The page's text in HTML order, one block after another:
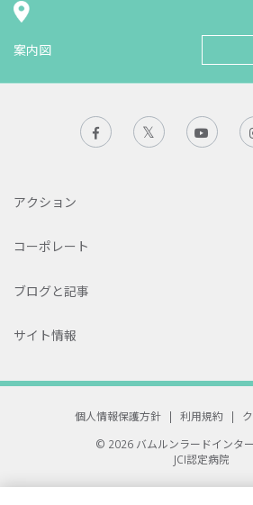
案内図
アクション
コーポレート
ブログと記事
サイト情報
個人情報保護方針 | 利用規約 |
© 2026 バムルンラードインタ
JCI認定病院